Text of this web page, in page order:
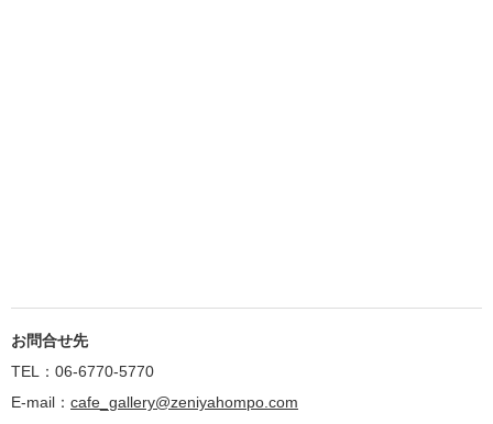
お問合せ先
TEL：06-6770-5770
E-mail： cafe_gallery@zeniyahompo.com